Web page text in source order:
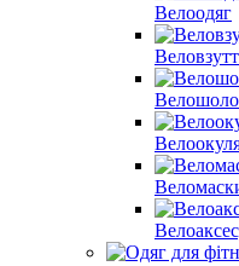
Велоодяг